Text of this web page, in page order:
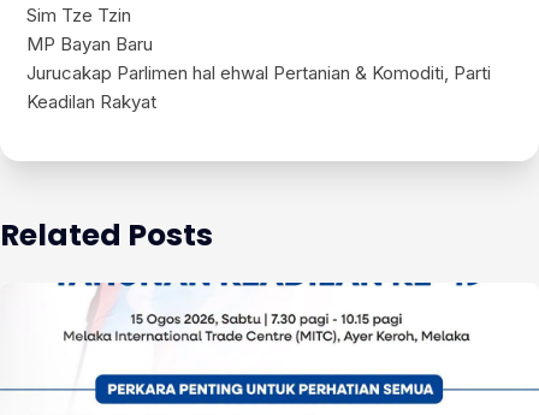
Sim Tze Tzin
MP Bayan Baru
Jurucakap Parlimen hal ehwal Pertanian & Komoditi, Parti
Keadilan Rakyat
Related Posts